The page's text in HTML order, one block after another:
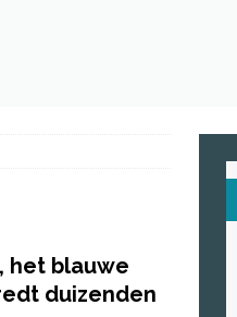
het blauwe
duizenden